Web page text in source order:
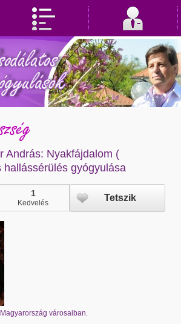
András: Nyakfájdalom (
hallássérülés gyógyulása
1
Kedvelés Tetszik
városaiban.